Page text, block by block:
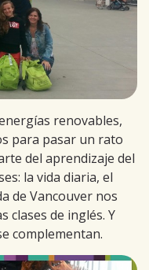
renovables,
para pasar un rato
del aprendizaje del
la vida diaria, el
de Vancouver nos
clases de inglés. Y
complementan.